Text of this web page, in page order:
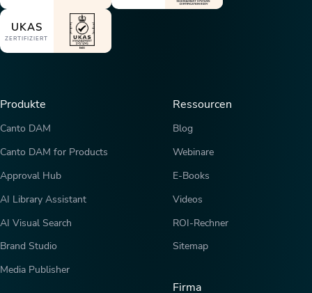
UKAS
ZERTIFIZIERT
Produkte
Canto DAM
Canto DAM for Products
Approval Hub
AI Library Assistant
AI Visual Search
Brand Studio
Media Publisher
Ressourcen
Blog
Webinare
E-Books
Videos
ROI-Rechner
Sitemap
Firma